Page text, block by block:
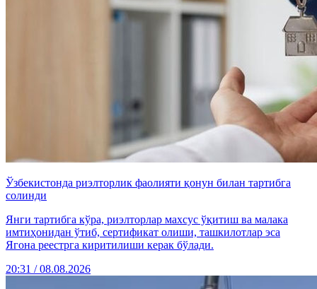
Ўзбекистонда риэлторлик фаолияти қонун билан тартибга
солинди
Янги тартибга кўра, риэлторлар махсус ўқитиш ва малака
имтиҳонидан ўтиб, сертификат олиши, ташкилотлар эса
Ягона реестрга киритилиши керак бўлади.
20:31 / 08.08.2026